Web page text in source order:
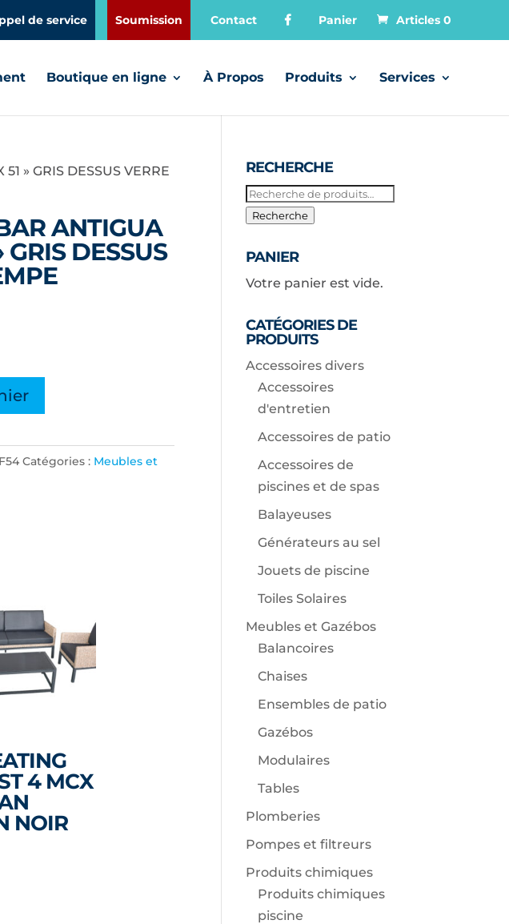
de service Soumission Contact Panier Articles 0
Boutique en ligne À Propos Produits Services
» GRIS DESSUS VERRE
ANTIGUA
GRIS DESSUS
Catégories : Meubles et
4 MCX
NOIR
RECHERCHE
Recherche
pour :
Recherche
PANIER
Votre panier est vide.
CATÉGORIES DE
PRODUITS
Accessoires divers
Accessoires
d'entretien
Accessoires de patio
Accessoires de
piscines et de spas
Balayeuses
Générateurs au sel
Jouets de piscine
Toiles Solaires
Meubles et Gazébos
Balancoires
Chaises
Ensembles de patio
Gazébos
Modulaires
Tables
Plomberies
Pompes et filtreurs
Produits chimiques
Produits chimiques
piscine